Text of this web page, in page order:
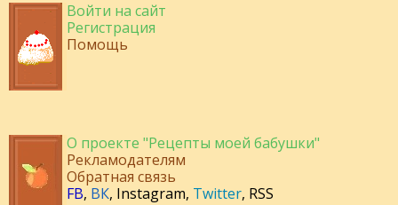
Войти на сайт
Регистрация
Помощь
О проекте "Рецепты моей бабушки"
Рекламодателям
Обратная связь
FB, ВК, Instagram, Twitter, RSS